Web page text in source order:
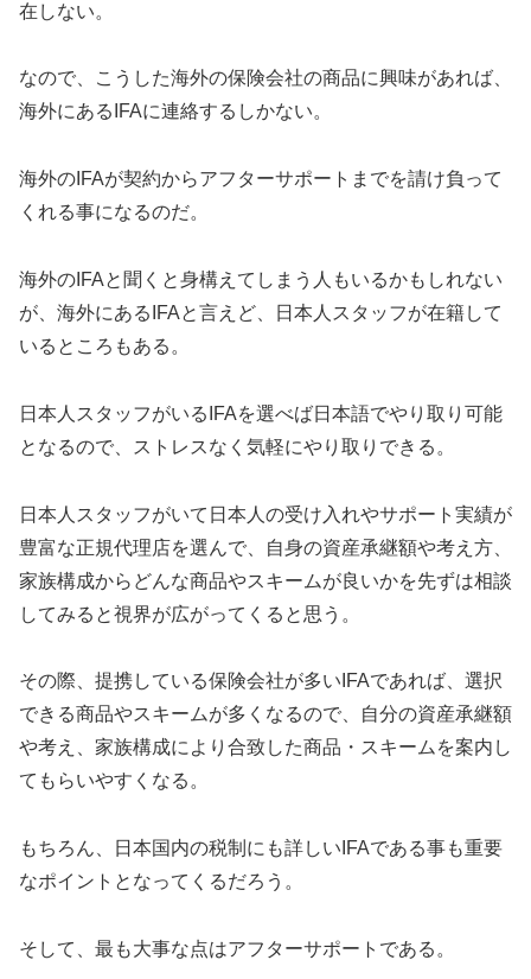
在しない。
なので、こうした海外の保険会社の商品に興味があれば、
海外にあるIFAに連絡するしかない。
海外のIFAが契約からアフターサポートまでを請け負って
くれる事になるのだ。
海外のIFAと聞くと身構えてしまう人もいるかもしれない
が、海外にあるIFAと言えど、日本人スタッフが在籍して
いるところもある。
日本人スタッフがいるIFAを選べば日本語でやり取り可能
となるので、ストレスなく気軽にやり取りできる。
日本人スタッフがいて日本人の受け入れやサポート実績が
豊富な正規代理店を選んで、自身の資産承継額や考え方、
家族構成からどんな商品やスキームが良いかを先ずは相談
してみると視界が広がってくると思う。
その際、提携している保険会社が多いIFAであれば、選択
できる商品やスキームが多くなるので、自分の資産承継額
や考え、家族構成により合致した商品・スキームを案内し
てもらいやすくなる。
もちろん、日本国内の税制にも詳しいIFAである事も重要
なポイントとなってくるだろう。
そして、最も大事な点はアフターサポートである。